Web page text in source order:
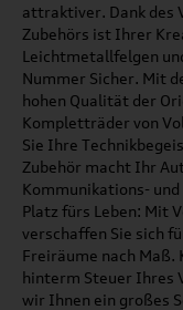
attraktiver. Dank des
Zubehörs ist Ihrer
Leichtmetallfelgen
Nummer Sicher. Mit
hohen Qualität der
Kompletträder von
Sie Ihre
Zubehör macht Ihr
Kommunikations-
Platz fürs Leben: Mit
verschaffen Sie sich
Freiräume nach Maß.
hinterm Steuer Ihres
wir Ihnen ein großes